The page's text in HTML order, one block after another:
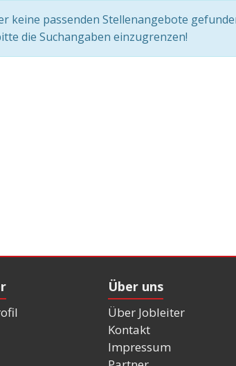
keine passenden Stellenangebote
die Suchangaben einzugrenzen!
Über uns
Über Jobleiter
Kontakt
Impressum